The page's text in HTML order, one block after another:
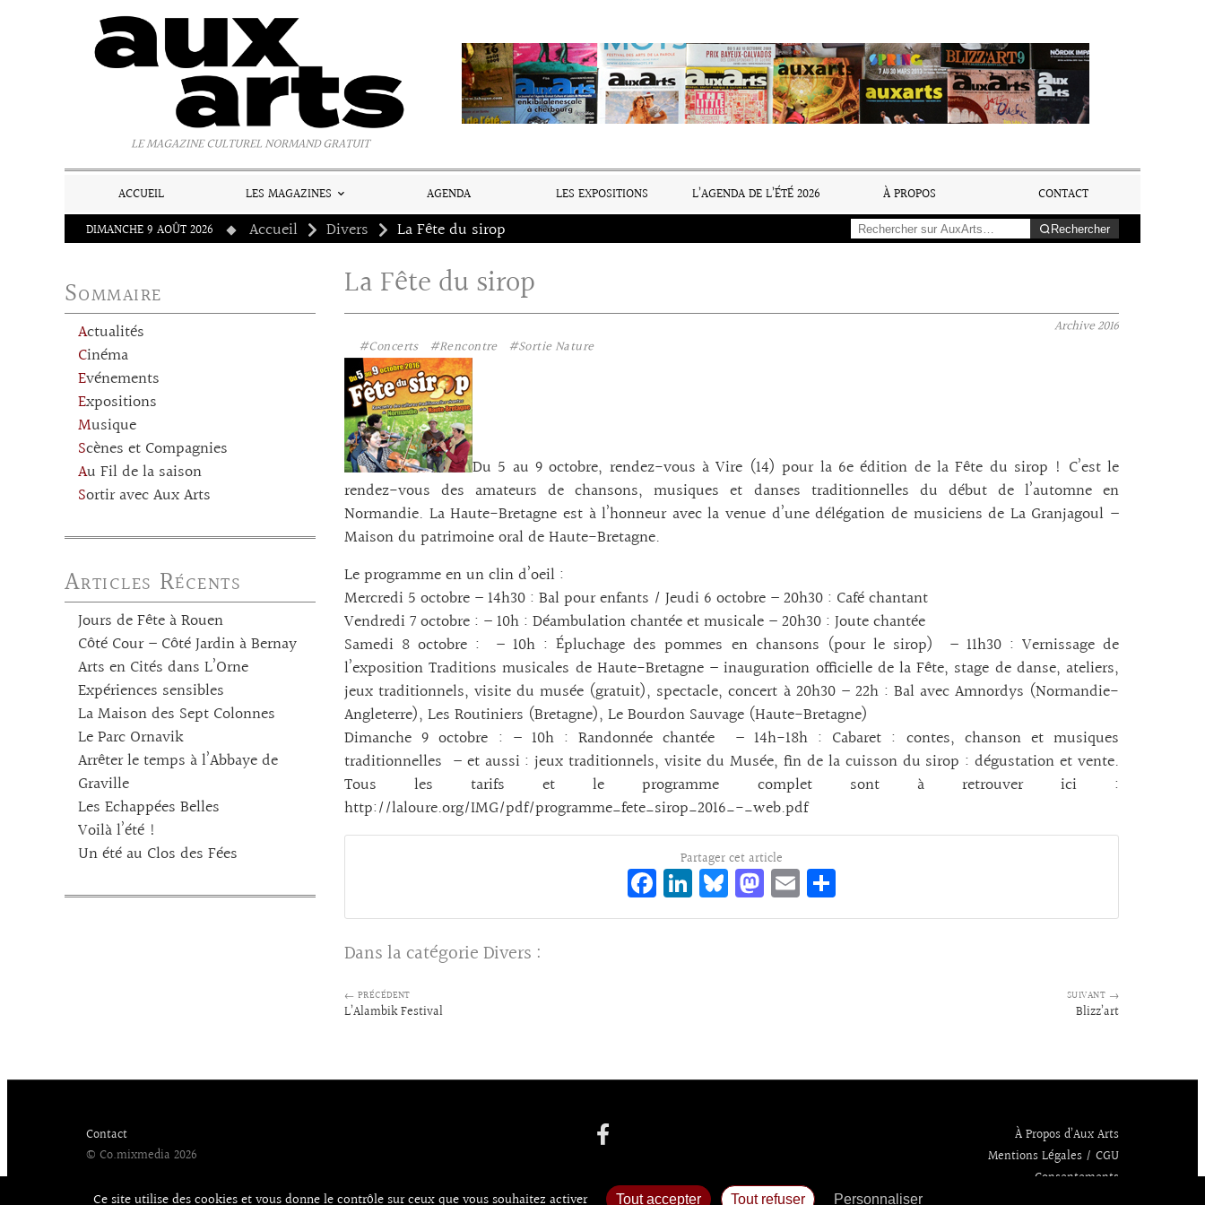
LE MAGAZINE CULTUREL NORMAND GRATUIT
ACCUEIL LES MAGAZINES AGENDA LES EXPOSITIONS L’AGENDA DE L’ÉTÉ 2026 À PROPOS
CONTACT
DIMANCHE 9 AOÛT 2026
Accueil Divers La Fête du sirop Rechercher
Sommaire
Actualités
Cinéma
Evénements
Expositions
Musique
Scènes et Compagnies
Au Fil de la saison
Sortir avec Aux Arts
Articles Récents
Jours de Fête à Rouen
Côté Cour – Côté Jardin à Bernay
Arts en Cités dans L’Orne
Expériences sensibles
La Maison des Sept Colonnes
Le Parc Ornavik
Arrêter le temps à l’Abbaye de
Graville
Les Echappées Belles
Voilà l’été !
Un été au Clos des Fées
La Fête du sirop
Archive2016
#Concerts
#Rencontre #Sortie Nature
Du 5 au 9 octobre, rendez-vous à Vire (14) pour la 6e édition de la Fête du sirop ! C’est le
rendez-vous des amateurs de chansons, musiques et danses traditionnelles du début de l’automne en
Normandie. La Haute-Bretagne est à l’honneur avec la venue d’une délégation de musiciens de La Granjagoul –
Maison du patrimoine oral de Haute-Bretagne.
Le programme en un clin d’oeil :
Mercredi 5 octobre – 14h30 : Bal pour enfants / Jeudi 6 octobre – 20h30 : Café chantant
Vendredi 7 octobre : – 10h : Déambulation chantée et musicale – 20h30 : Joute chantée
Samedi 8 octobre : – 10h : Épluchage des pommes en chansons (pour le sirop) – 11h30 : Vernissage de
l’exposition Traditions musicales de Haute-Bretagne – inauguration officielle de la Fête, stage de danse, ateliers,
jeux traditionnels, visite du musée (gratuit), spectacle, concert à 20h30 – 22h : Bal avec Amnordys (Normandie-
Angleterre), Les Routiniers (Bretagne), Le Bourdon Sauvage (Haute-Bretagne)
Dimanche 9 octobre : – 10h : Randonnée chantée – 14h-18h : Cabaret : contes, chanson et musiques
traditionnelles – et aussi : jeux traditionnels, visite du Musée, fin de la cuisson du sirop : dégustation et vente.
Tous les tarifs et le programme complet sont à retrouver ici :
http://laloure.org/IMG/pdf/programme_fete_sirop_2016_-_web.pdf
Partager cet article
Fa
ce
Li
n
Bl
ue
M
as
E
m rt
Dans la catégorieDivers :
← PRÉCÉDENT
L’Alambik Festival
SUIVANT →
Blizz’art
Contact
© Co.mixmedia 2026
À Propos d’Aux Arts
Mentions Légales / CGU
Consentements
Panneau de gestion des cookies
Ce site utilise des cookies et vous donne le contrôle sur ceux que vous souhaitez activer Tout accepter Tout refuser Personnaliser